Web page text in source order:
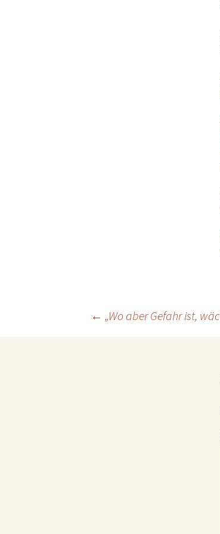
Beitrags-
← „Wo aber Gefahr ist,